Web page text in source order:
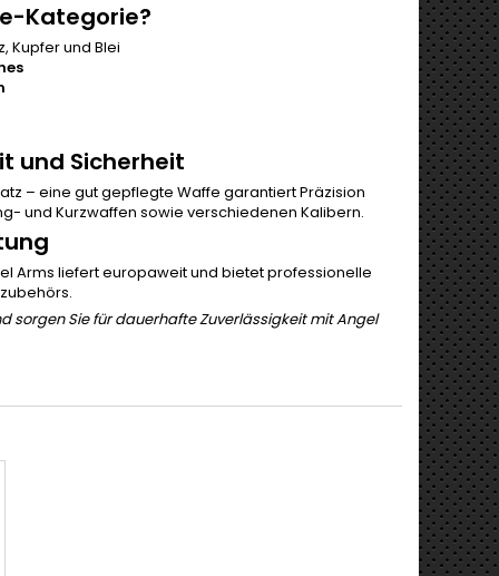
Kategorie?
Kupfer und Blei
und Sicherheit
– eine gut gepflegte Waffe garantiert Präzision
und Kurzwaffen sowie verschiedenen Kalibern.
Arms liefert europaweit und bietet professionelle
sorgen Sie für dauerhafte Zuverlässigkeit mit Angel